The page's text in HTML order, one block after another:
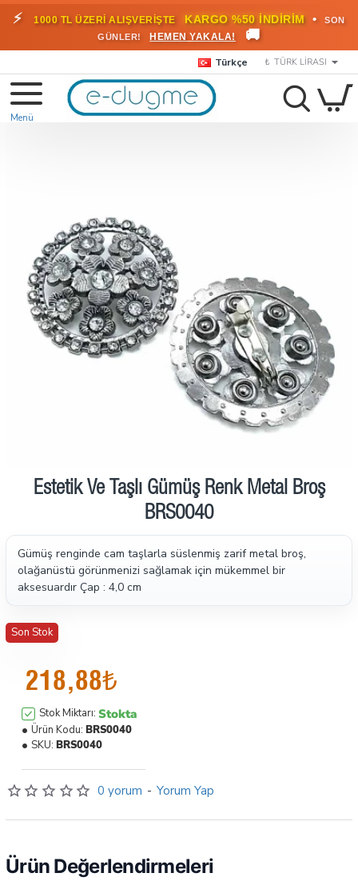
⚡ 1000 TL ÜZERİ ALIŞVERİŞTE KARGO %50 İNDİRİM •
SON
GÜNLER!
HEMEN YAKALA! 🚚
Türkçe ₺ TÜRK LIRASI
Estetik Ve Taşlı Gümüş Renk Metal Broş
BRS0040
Gümüş renginde cam taşlarla süslenmiş zarif metal broş,
olağanüstü görünmenizi sağlamak için mükemmel bir
aksesuardır Çap : 4,0 cm
Son Stok
0 yorum - Yorum Yap
218,88₺
Stok Miktarı: Stokta
Ürün Kodu: BRS0040
SKU: BRS0040
Ürün Değerlendirmeleri